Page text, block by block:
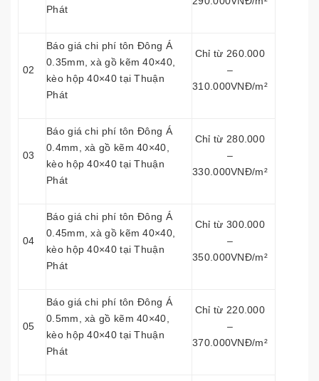
Phát
02
Báo giá chi phí tôn Đông Á
0.35mm, xà gồ kẽm 40×40,
kèo hộp 40×40 tại Thuận
Phát
Chỉ từ 260.000
–
310.000VNĐ/m²
03
Báo giá chi phí tôn Đông Á
0.4mm, xà gồ kẽm 40×40,
kèo hộp 40×40 tại Thuận
Phát
Chỉ từ 280.000
–
330.000VNĐ/m²
04
Báo giá chi phí tôn Đông Á
0.45mm, xà gồ kẽm 40×40,
kèo hộp 40×40 tại Thuận
Phát
Chỉ từ 300.000
–
350.000VNĐ/m²
05
Báo giá chi phí tôn Đông Á
0.5mm, xà gồ kẽm 40×40,
kèo hộp 40×40 tại Thuận
Phát
Chỉ từ 220.000
–
370.000VNĐ/m²